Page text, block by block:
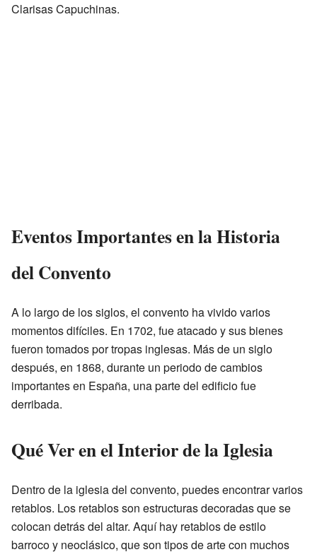
Clarisas Capuchinas.
Eventos Importantes en la Historia
del Convento
A lo largo de los siglos, el convento ha vivido varios
momentos difíciles. En 1702, fue atacado y sus bienes
fueron tomados por tropas inglesas. Más de un siglo
después, en 1868, durante un periodo de cambios
importantes en España, una parte del edificio fue
derribada.
Qué Ver en el Interior de la Iglesia
Dentro de la iglesia del convento, puedes encontrar varios
retablos. Los retablos son estructuras decoradas que se
colocan detrás del altar. Aquí hay retablos de estilo
barroco y neoclásico, que son tipos de arte con muchos